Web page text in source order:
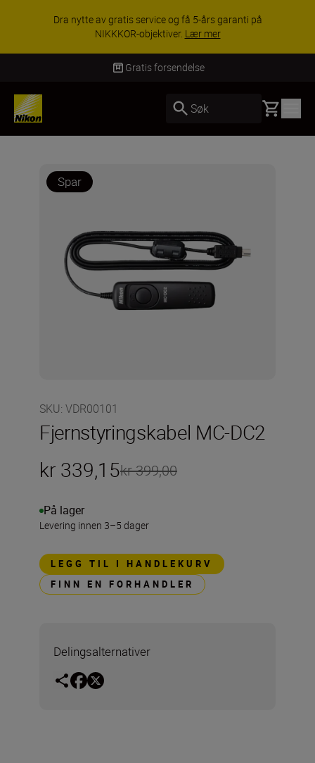
Dra nytte av gratis service og få 5-års garanti på
NIKKKOR-objektiver. Lær mer
Gratis forsendelse
Søk Basket
Spar
SKU: VDR00101
Fjernstyringskabel MC-DC2
kr 339,15kr 399,00
På lager
Levering innen 3–5 dager
LEGG TIL I HANDLEKURV
FINN EN FORHANDLER
Delingsalternativer